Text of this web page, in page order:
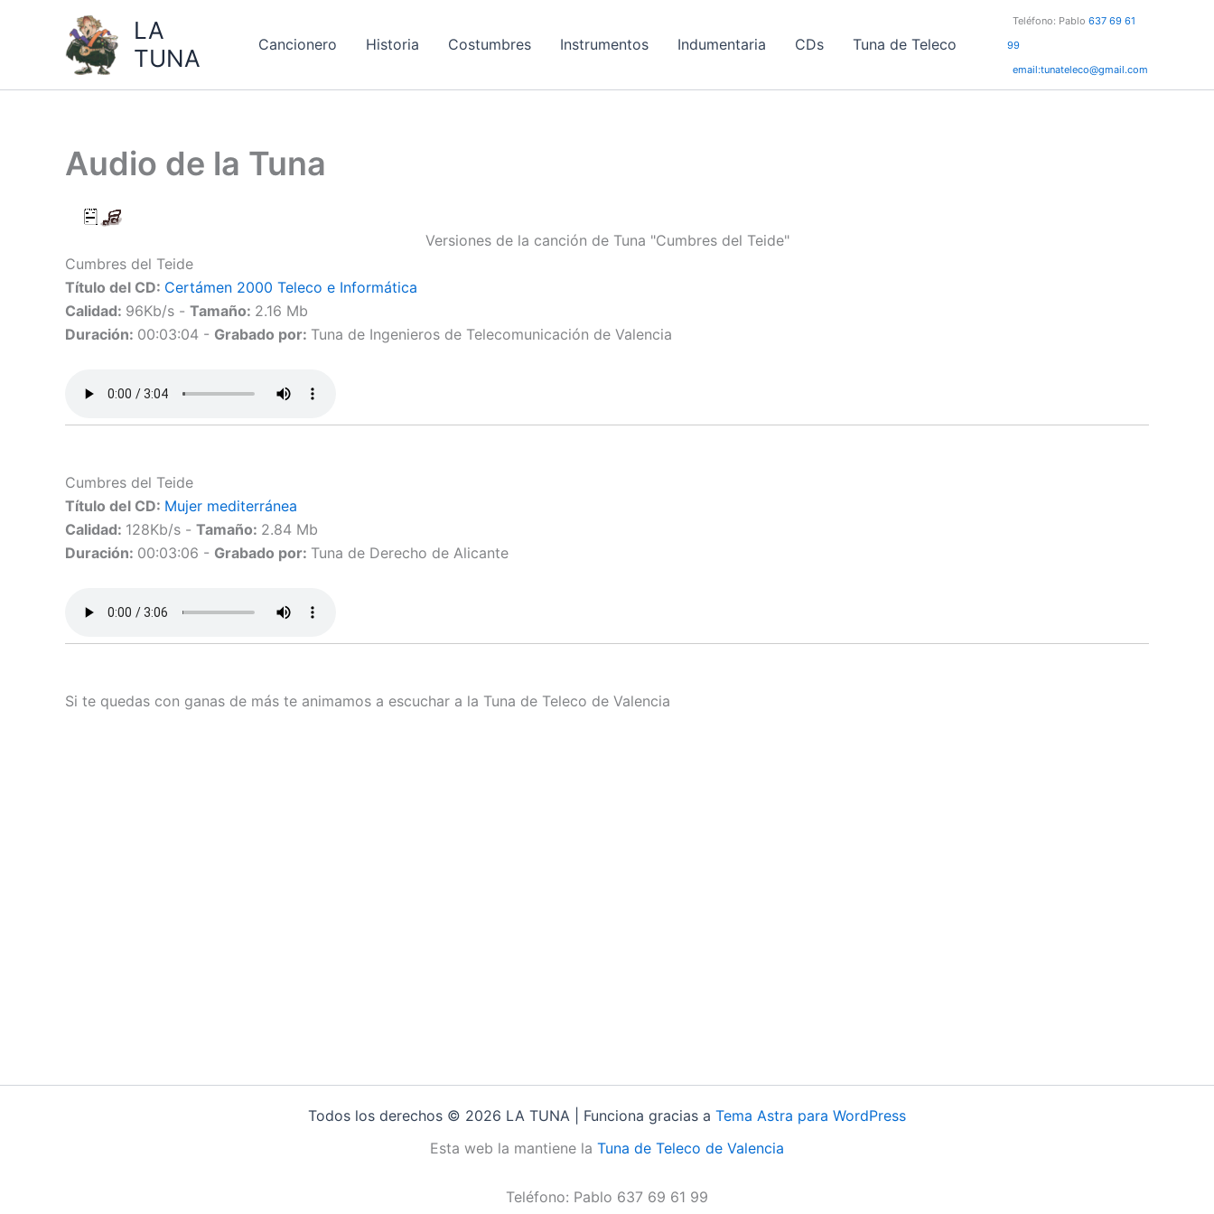
contenido
LA
TUNA
Cancionero Historia Costumbres Instrumentos Indumentaria CDs Tuna de Teleco
Teléfono: Pablo 637 69 61
99
email:tunateleco@gmail.com
Audio de la Tuna
Versiones de la canción de Tuna "Cumbres del Teide"
Cumbres del Teide
Título del CD: Certámen 2000 Teleco e Informática
Calidad: 96Kb/s - Tamaño: 2.16 Mb
Duración: 00:03:04 - Grabado por: Tuna de Ingenieros de Telecomunicación de Valencia
Cumbres del Teide
Título del CD: Mujer mediterránea
Calidad: 128Kb/s - Tamaño: 2.84 Mb
Duración: 00:03:06 - Grabado por: Tuna de Derecho de Alicante
Si te quedas con ganas de más te animamos a escuchar a la Tuna de Teleco de Valencia
Todos los derechos © 2026 LA TUNA | Funciona gracias a Tema Astra para WordPress
Esta web la mantiene la Tuna de Teleco de Valencia
Teléfono: Pablo 637 69 61 99